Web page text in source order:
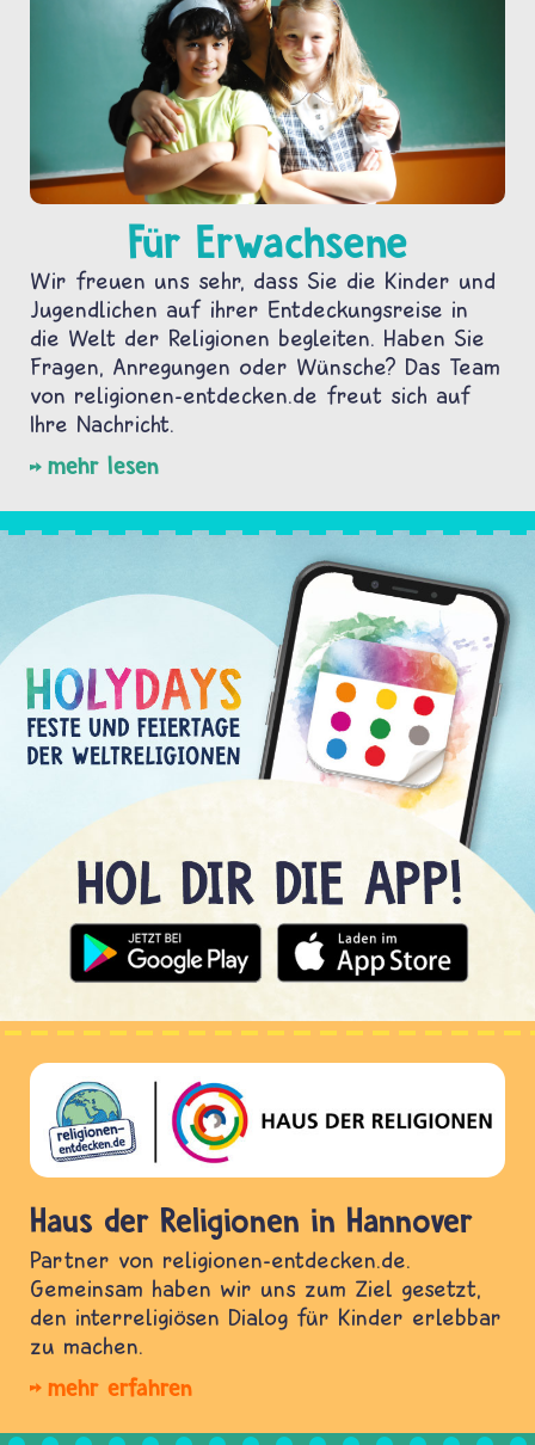
Für Erwachsene
Wir freuen uns sehr, dass Sie die Kinder und
Jugendlichen auf ihrer Entdeckungsreise in
die Welt der Religionen begleiten. Haben Sie
Fragen, Anregungen oder Wünsche? Das Team
von religionen-entdecken.de freut sich auf
Ihre Nachricht.
mehr lesen
Haus der Religionen in Hannover
Partner von religionen-entdecken.de.
Gemeinsam haben wir uns zum Ziel gesetzt,
den interreligiösen Dialog für Kinder erlebbar
zu machen.
mehr erfahren